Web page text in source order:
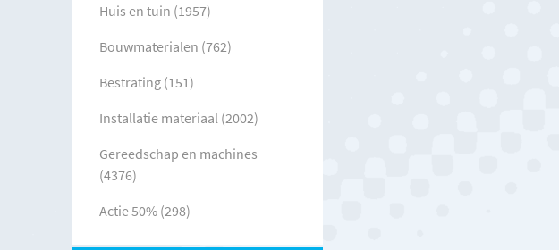
Huis en tuin (1957)
Bouwmaterialen (762)
Bestrating (151)
Installatie materiaal (2002)
Gereedschap en machines
(4376)
Actie 50% (298)